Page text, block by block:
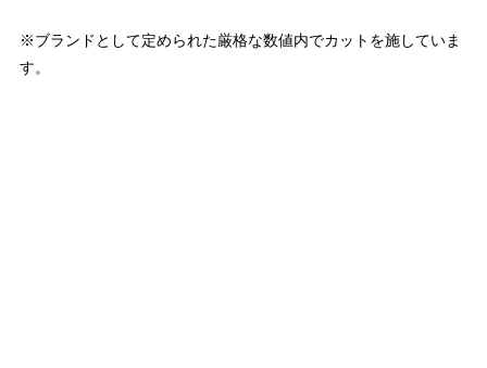
※ブランドとして定められた厳格な数値内でカットを施していま
す。